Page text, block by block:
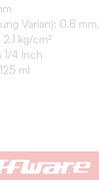
Varian): 0.8
kg/cm²
1/4 Inch
ml